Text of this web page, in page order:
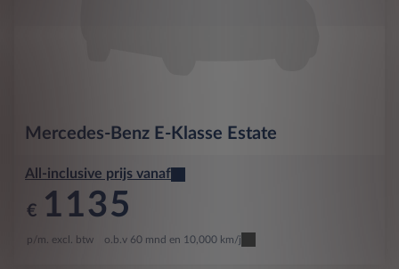
Mercedes-Benz E-Klasse Estate
All-inclusive prijs vanaf
€ 1135
p/m. excl. btw o.b.v 60 mnd en 10,000 km/j